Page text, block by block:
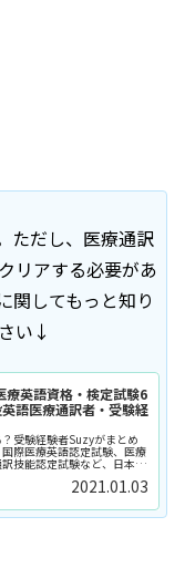
ただし、医療通訳
リアする必要があ
関してもっと知り
い↓
療英語資格・検定試験6
語医療通訳者・受験経
受験経験者Suzyがまとめ
際医療英語認定試験、医療
技能認定試験など、日本で
医学会）認定など、試験の
2021.01.03